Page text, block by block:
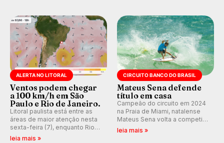
(RN).
ALERTA NO LITORAL
Ventos podem chegar
a 100 km/h em São
Paulo e Rio de Janeiro.
Litoral paulista está entre as
áreas de maior atenção nesta
sexta-feira (7), enquanto Rio
de Janeiro também recebe
leia mais »
CIRCUITO BANCO DO BRASIL
Mateus Sena defende
título em casa
Campeão do circuito em 2024
na Praia de Miami, natalense
Mateus Sena volta a competir
em casa em busca de manter a
leia mais »